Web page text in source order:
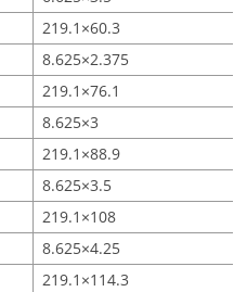
219.1×60.3
8.625×2.375
219.1×76.1
8.625×3
219.1×88.9
8.625×3.5
219.1×108
8.625×4.25
219.1×114.3